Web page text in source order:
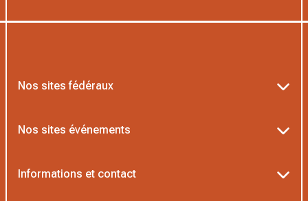
Nos sites fédéraux
Nos sites événements
Informations et contact